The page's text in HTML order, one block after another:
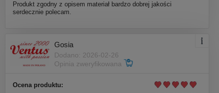
Produkt zgodny z opisem materiał bardzo dobrej jakości
serdecznie polecam.
Gosia
Dodano: 2026-02-26
Opinia zweryfikowana
Ocena produktu: